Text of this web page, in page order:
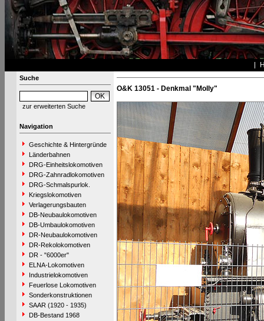
Suche
zur erweiterten Suche
Navigation
Geschichte & Hintergründe
Länderbahnen
DRG-Einheitslokomotiven
DRG-Zahnradlokomotiven
DRG-Schmalspurlok.
Kriegslokomotiven
Verlagerungsbauten
DB-Neubaulokomotiven
DB-Umbaulokomotiven
DR-Neubaulokomotiven
DR-Rekolokomotiven
DR - "6000er"
ELNA-Lokomotiven
Industrielokomotiven
Feuerlose Lokomotiven
Sonderkonstruktionen
SAAR (1920 - 1935)
DB-Bestand 1968
O&K 13051 - Denkmal "Molly"